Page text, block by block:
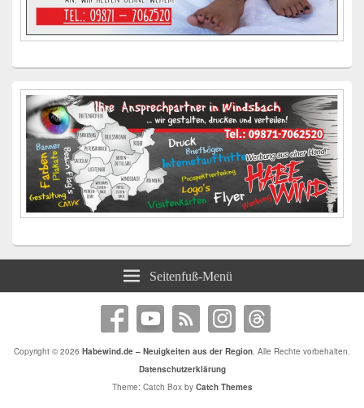
Seitenfuß-Menü
Copyright © 2026 Habewind.de – Neuigkeiten aus der Region. Alle Rechte vorbehalten.
Datenschutzerklärung
Theme: Catch Box by Catch Themes